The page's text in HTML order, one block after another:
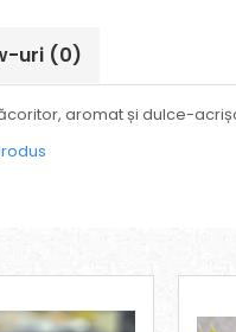
uri (0)
aromat și dulce-